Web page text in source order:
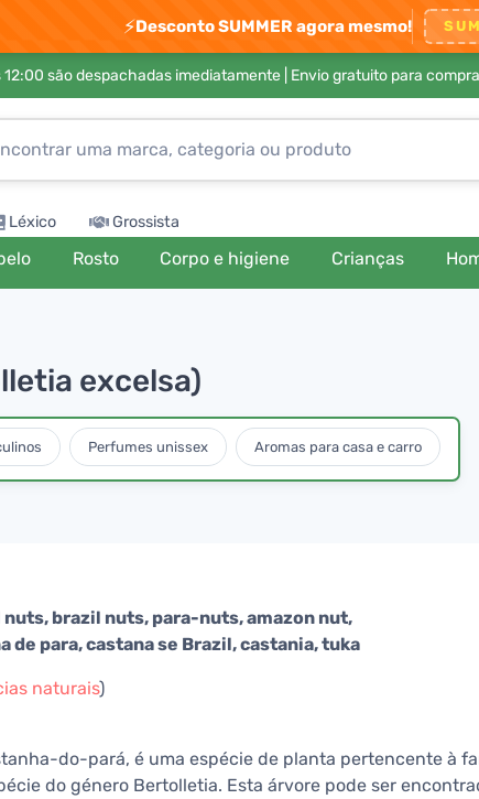
⚡Desconto SUMMER agora mesmo!
são despachadas imediatamente | Envio gratuito para
Léxico Grossista
Rosto Corpo e higiene Crianças
excelsa)
Perfumes unissex Aromas para casa e carro
brazil nuts, para-nuts, amazon nut,
de para, castana se Brazil, castania, tuka
naturais)
do-pará, é uma espécie de planta pertencente à
do género Bertolletia. Esta árvore pode ser